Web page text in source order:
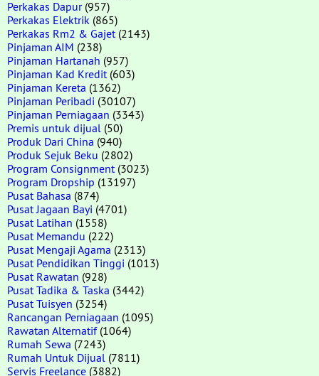
Perkakas Dapur(957)
Perkakas Elektrik (865)
Perkakas Rm2 & Gajet (2143)
Pinjaman AIM (238)
Pinjaman Hartanah (957)
Pinjaman Kad Kredit (603)
Pinjaman Kereta (1362)
Pinjaman Peribadi (30107)
Pinjaman Perniagaan (3343)
Premis untuk dijual (50)
Produk Dari China (940)
Produk Sejuk Beku (2802)
Program Consignment (3023)
Program Dropship (13197)
Pusat Bahasa (874)
Pusat Jagaan Bayi (4701)
Pusat Latihan (1558)
Pusat Memandu (222)
Pusat Mengaji Agama (2313)
Pusat Pendidikan Tinggi (1013)
Pusat Rawatan (928)
Pusat Tadika & Taska (3442)
Pusat Tuisyen (3254)
Rancangan Perniagaan (1095)
Rawatan Alternatif(1064)
Rumah Sewa (7243)
Rumah Untuk Dijual (7811)
Servis Freelance (3882)